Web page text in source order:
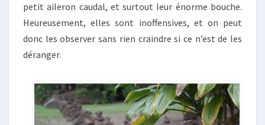
petit aileron caudal, et surtout leur énorme bouche.
Heureusement, elles sont inoffensives, et on peut
donc les observer sans rien craindre si ce n’est de les
déranger.